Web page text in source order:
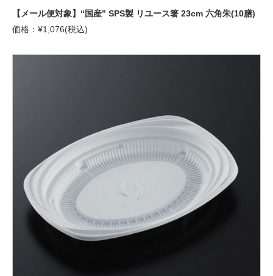
【メール便対象】“国産” SPS製 リユース箸 23cm 六角朱(10膳)
価格：¥1,076(税込)